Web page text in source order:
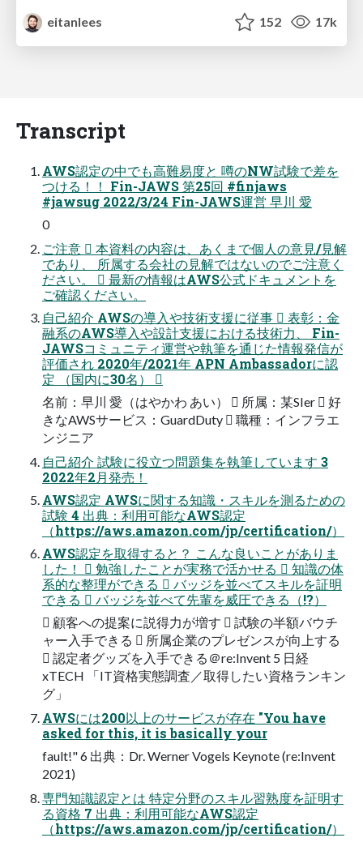
eitanlees
152 17k
Transcript
AWS認定の中でも高難易度と 噂のNW試験で差を
つける！！ Fin-JAWS 第25回 #finjaws
#jawsug 2022/3/24 Fin-JAWS運営 早川 愛
0
ご注意  本資料の内容は、あくまで個人の意見/見解
であり、 所属する会社の見解ではないのでご注意く
ださい。  最新の情報はAWS公式ドキュメントを
ご確認ください。
自己紹介 AWSの導入や技術支援に従事  表彰：金
融系のAWS導入や設計支援における技術力、 Fin-
JAWSコミュニティ運営や執筆を通じた情報発信が
評価され 2020年/2021年 APN Ambassadorに認
定 （国内に30名） 
名前：早川 愛（はやかわ あい）  所属：某SIer  好
きなAWSサービス：GuardDuty  職種：インフラエ
ンジニア
自己紹介 試験に役立つ問題集を執筆しています 3
2022年2月発売！
AWS認定 AWSに関する知識・スキルを測るための
試験 4 出典：利用可能なAWS認定
（https://aws.amazon.com/jp/certification/）
AWS認定を取得すると？ こんな良いことがありま
した！  勉強したことが実務で活かせる  知識の体
系的な整理ができる  バッジを並べてスキルを証明
できる  バッジを並べて先輩を威圧できる（!?）
 顧客への提案に説得力が増す  試験の半額バウチ
ャー入手できる  所属企業のプレゼンスが向上する
 認定者グッズを入手できる＠re:Invent 5 日経
xTECH 「IT資格実態調査／取得したい資格ランキン
グ」
AWSには200以上のサービスが存在 "You have
asked for this, it is basically your
fault!" 6 出典：Dr. Werner Vogels Keynote (re:Invent
2021)
専門知識認定とは 特定分野のスキル習熟度を証明す
る資格 7 出典：利用可能なAWS認定
（https://aws.amazon.com/jp/certification/）